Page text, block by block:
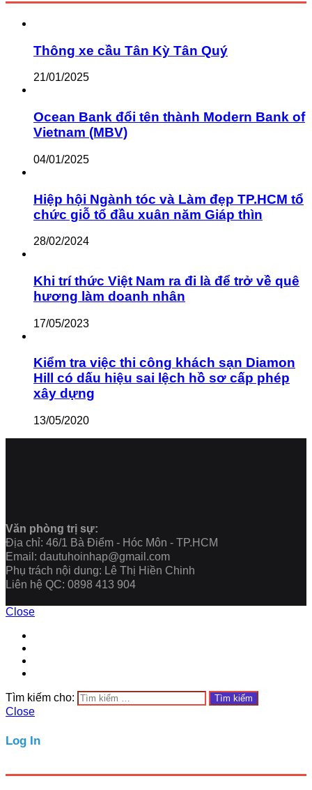
Thông xe cầu Tân Kỳ Tân Quý
21/01/2025
Ocean Bank đổi tên thành Modern Bank of
Vietnam (MBV)
04/01/2025
Hiệp hội Ngành tóc và Làm đẹp TP.HCM tổ
chức giỗ tổ đầu xuân năm Giáp thìn
28/02/2024
Khi trí thức Việt Nam ra đi là để trở về quê
hương làm doanh nhân
17/05/2023
Kiểm tra việc thi công khách sạn Diamon
Hill có dấu hiệu sai lệch hồ sơ cấp phép
xây dựng
13/05/2020
Văn phòng trị sự:
Địa chỉ: 46/1 Bà Điểm - Hóc Môn - TP.HCM
Email: dautuhoinhap@gmail.com
Phụ trách nội dung: Lê Thị Hiền Chinh
Liên hệ QC: 0898 413 904
Close
Tìm kiếm cho:
Close
Log In